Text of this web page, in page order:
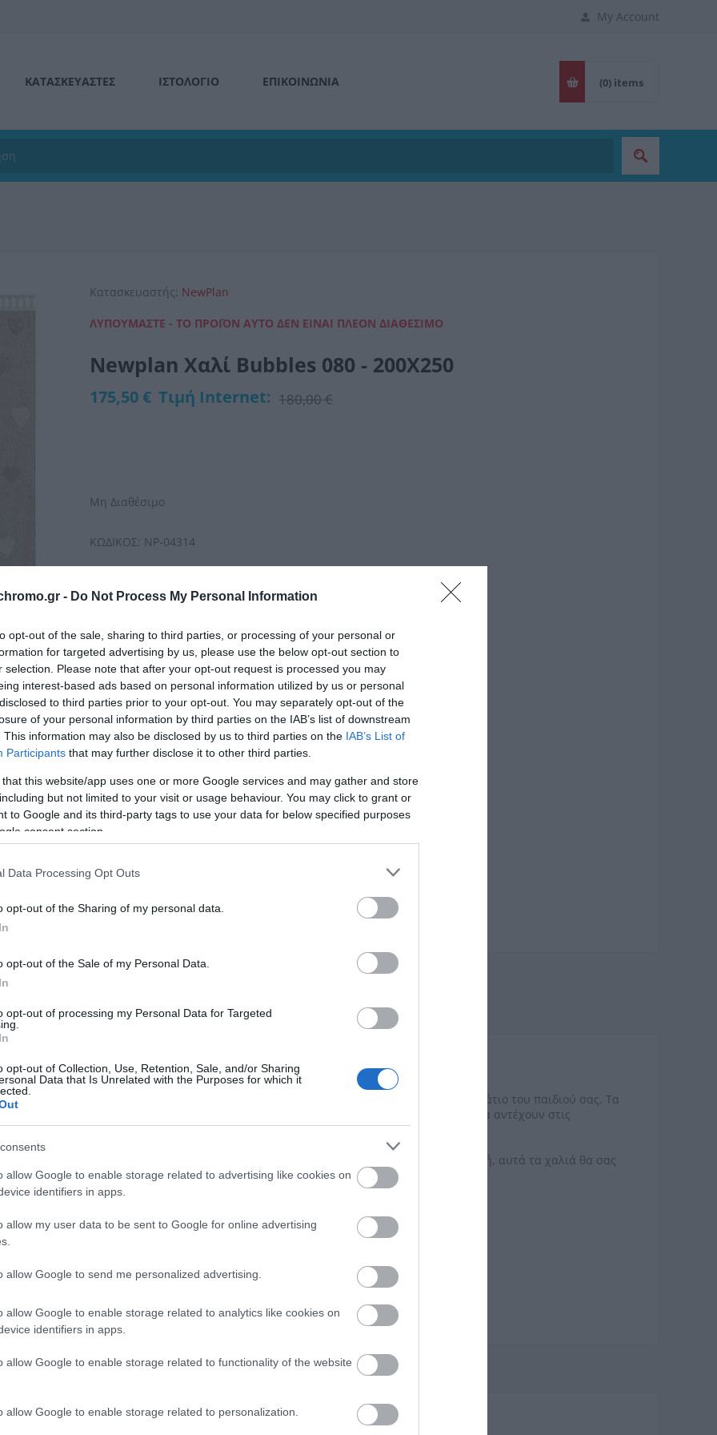
- Do Not Process My Personal Information
opt-out of the sale, sharing to third parties, or processing of your personal or
for targeted advertising by us, please use the below opt-out section to
selection. Please note that after your opt-out request is processed you may
interest-based ads based on personal information utilized by us or personal
to third parties prior to your opt-out. You may separately opt-out of the
of your personal information by third parties on the IAB’s list of downstream
This information may also be disclosed by us to third parties on the IAB’s List of
Participants that may further disclose it to other third parties.
that this website/app uses one or more Google services and may gather and store
but not limited to your visit or usage behaviour. You may click to grant or
to Google and its third-party tags to use your data for below specified purposes
consent section.
Data Processing Opt Outs
opt-out of the Sharing of my personal data.
opt-out of the Sale of my Personal Data.
opt-out of processing my Personal Data for Targeted
opt-out of Collection, Use, Retention, Sale, and/or Sharing
Data that Is Unrelated with the Purposes for which it
allow Google to enable storage related to advertising like cookies on
identifiers in apps.
allow my user data to be sent to Google for online advertising
allow Google to send me personalized advertising.
allow Google to enable storage related to analytics like cookies on
identifiers in apps.
allow Google to enable storage related to functionality of the website
allow Google to enable storage related to personalization.
My Account
ΚΑΤΑΣΚΕΥΑΣΤΕΣ ΙΣΤΟΛΌΓΙΟ ΕΠΙΚΟΙΝΩΝΊΑ (0) items
Κατασκευαστής: NewPlan
ΛΥΠΟΎΜΑΣΤΕ - ΤΟ ΠΡΟΪΌΝ ΑΥΤΌ ΔΕΝ ΕΊΝΑΙ ΠΛΈΟΝ ΔΙΑΘΈΣΙΜΟ
Newplan Χαλί Bubbles 080 - 200X250
175,50 € Τιμή Internet: 180,00 €
Μη Διαθέσιμο
ΚΩΔΙΚΟΣ: NP-04314
ΕΠΙΚΟΙΝΩΝΊΑ
διάθεση, το παιδικό χαλί Bubbles προσθέτει έναν διασκεδαστικό χαρακτήρα στο δωμάτιο του παιδιού σας. Τα
υψηλής ποιότητας, εξασφαλίζοντας ανθεκτικότητα και εύκολη συντήρηση, ώστε να αντέχουν στις
έναν χώρο που θα λατρέψουν τα παιδιά σας! Ιδανικά για κάθε μικρό εξερευνητή, αυτά τα χαλιά θα σας
στο σπίτι σας.
απόκλιση στο χρώμα του προϊόντος από αυτό της φωτογραφίας!